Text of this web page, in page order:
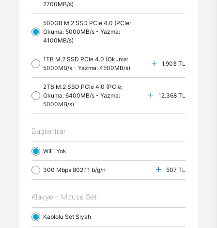
2700MB/s)
500GB M.2 SSD PCle 4.0 (PCle;
Okuma: 5000MB/s - Yazma:
4100MB/s)
1TB M.2 SSD PCle 4.0 (Okuma:
5000MB/s - Yazma: 4500MB/s)
1.903 TL
2TB M.2 SSD PCle 4.0 (PCle;
Okuma: 6400MB/s - Yazma:
5000MB/s)
12.368 TL
Bağlantılar
WIFI Yok
300 Mbps 802.11 b/g/n 507 TL
Klavye – Mouse Set
Kablolu Set Siyah